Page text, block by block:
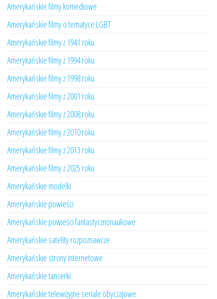
Amerykańskie filmy komediowe
Amerykańskie filmy o tematyce LGBT
Amerykańskie filmy z 1941 roku
Amerykańskie filmy z 1994 roku
Amerykańskie filmy z 1998 roku
Amerykańskie filmy z 2001 roku
Amerykańskie filmy z 2008 roku
Amerykańskie filmy z 2010 roku
Amerykańskie filmy z 2013 roku
Amerykańskie filmy z 2025 roku
Amerykańskie modelki
Amerykańskie powieści
Amerykańskie powieści fantastycznonaukowe
Amerykańskie satelity rozpoznawcze
Amerykańskie strony internetowe
Amerykańskie tancerki
Amerykańskie telewizyjne seriale obyczajowe